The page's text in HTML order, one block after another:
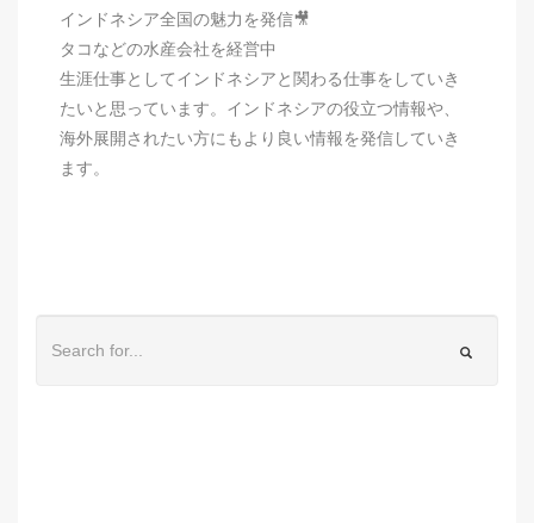
インドネシア全国の魅力を発信🎥
タコなどの水産会社を経営中
生涯仕事としてインドネシアと関わる仕事をしていき
たいと思っています。インドネシアの役立つ情報や、
海外展開されたい方にもより良い情報を発信していき
ます。